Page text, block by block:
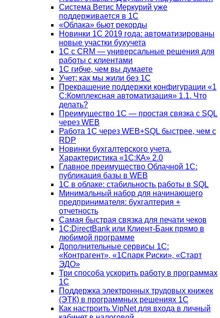
Система Ветис Меркурий уже
поддерживается в 1С
«Облака» бьют рекорды
Новинки 1С 2019 года: автоматизированы
новые участки бухучета
1С с CRM — универсальные решения для
работы с клиентами
1С гибче, чем вы думаете
Учет: как мы жили без 1С
Прекращение поддержки конфигурации «1
С:Комплексная автоматизация» 1.1. Что
делать?
Преимущество 1С — простая связка с SQL
через WEB
Работа 1С через WEB+SQL быстрее, чем с
RDP
Новинки бухгалтерского учета.
Характеристика «1С:КА» 2.0
Главное преимущество Облачной 1С:
публикация базы в WEB
1С в облаке: стабильность работы в SQL
Минимальный набор для начинающего
предпринимателя: бухгалтерия +
отчетность
Самая быстрая связка для печати чеков
1С:DirectBank или Клиент-Банк прямо в
любимой программе
Дополнительные сервисы 1С:
«Контрагент», «1Спарк Риски», «Старт
ЭДО»
Три способа ускорить работу в программах
1С
Поддержка электронных трудовых книжек
(ЭТК) в программных решениях 1С
Как настроить VipNet для входа в личный